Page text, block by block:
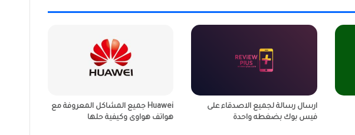
ارسال رسالة لجميع الاصدقاء على
فيس بوك بضغطه واحدة
Huawei جميع المشاكل المعروفة مع
هواتف هواوى وكيفية حلها